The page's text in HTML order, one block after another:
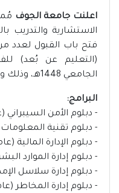
اعلنت جامعة الجوف
الاستشارية والتدريب
فتح باب القبول لعدد
(التعليم عن بُعد)
الجامعي 1448هـ، وذلك وفقاً للتفاصيل الموضحة أدناه.
البرامج:
- دبلوم الأمن السيبراني
- دبلوم تقنية
- دبلوم الإدارة المالية
- دبلوم إدارة الموارد
- دبلوم إدارة سلاسل
- دبلوم إدارة المخاطر